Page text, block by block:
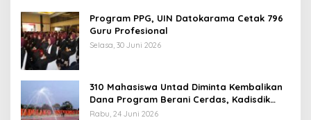
Program PPG, UIN Datokarama Cetak 796
Guru Profesional
Selasa, 30 Juni 2026
310 Mahasiswa Untad Diminta Kembalikan
Dana Program Berani Cerdas, Kadisdik
Sulteng: Tidak Boleh Terima Beasiswa
Rabu, 24 Juni 2026